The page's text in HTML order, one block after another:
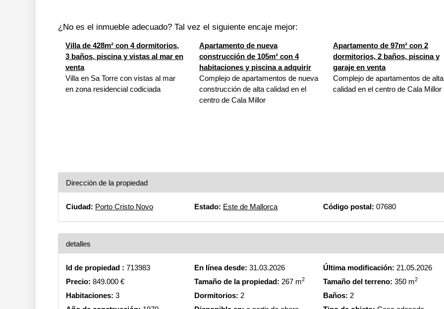
¿No es el inmueble adecuado? Tal vez el siguiente encaje mejor:
Villa de 428m² con 4 dormitorios,
3 baños, piscina y vistas al mar en
venta
Villa en Sa Torre con vistas al mar
en zona residencial codiciada
Apartamento de nueva
construcción de 105m² con 4
habitaciones y piscina a adquirir
Complejo de apartamentos de nueva
construcción de alta calidad en el
centro de Cala Millor
Apartamento de 97m² con 2
dormitorios, 2 baños, piscina y
garaje en venta
Complejo de apartamentos de alta
calidad en el centro de Cala Millor
Dirección de la propiedad
Ciudad: Porto Cristo Novo Estado: Este de Mallorca Código postal: 07680
detalles
Id de propiedad : 713983 En línea desde: 31.03.2026 Última modificación: 21.05.2026
Precio: 849.000 € Tamaño de la propiedad: 267 m2 Tamaño del terreno: 350 m2
Habitaciones: 3 Dormitorios: 2 Baños: 2